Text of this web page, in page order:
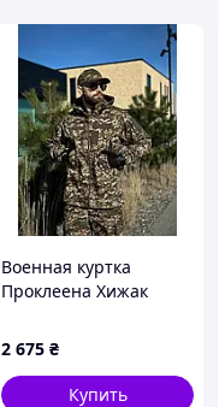
Военная куртка
Проклеена Хижак
Soft Shell Military
2 675 ₴
Купить